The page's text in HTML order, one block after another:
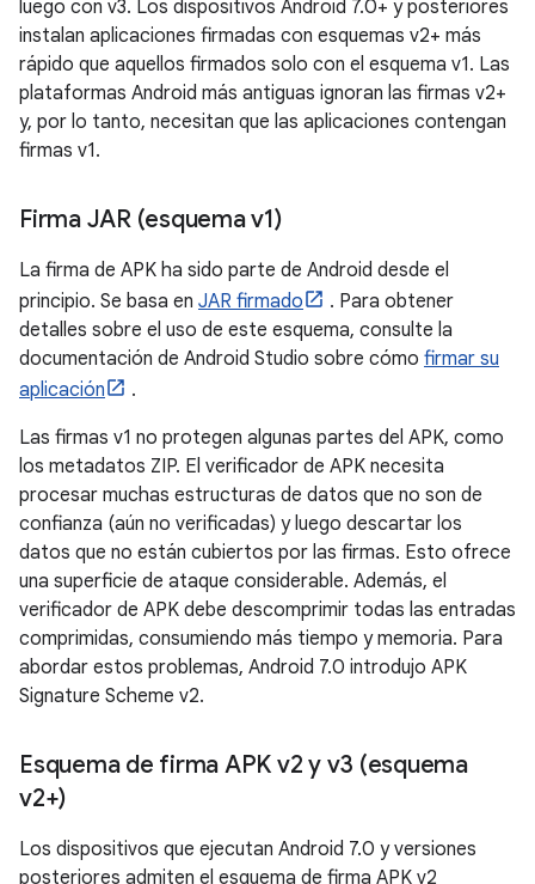
luego con v3. Los dispositivos Android 7.0+ y posteriores
instalan aplicaciones firmadas con esquemas v2+ más
rápido que aquellos firmados solo con el esquema v1. Las
plataformas Android más antiguas ignoran las firmas v2+
y, por lo tanto, necesitan que las aplicaciones contengan
firmas v1.
Firma JAR (esquema v1)
La firma de APK ha sido parte de Android desde el
principio. Se basa en JAR firmado
. Para obtener
detalles sobre el uso de este esquema, consulte la
documentación de Android Studio sobre cómo firmar su
aplicación
.
Las firmas v1 no protegen algunas partes del APK, como
los metadatos ZIP. El verificador de APK necesita
procesar muchas estructuras de datos que no son de
confianza (aún no verificadas) y luego descartar los
datos que no están cubiertos por las firmas. Esto ofrece
una superficie de ataque considerable. Además, el
verificador de APK debe descomprimir todas las entradas
comprimidas, consumiendo más tiempo y memoria. Para
abordar estos problemas, Android 7.0 introdujo APK
Signature Scheme v2.
Esquema de firma APK v2 y v3 (esquema
v2+)
Los dispositivos que ejecutan Android 7.0 y versiones
posteriores admiten el esquema de firma APK v2